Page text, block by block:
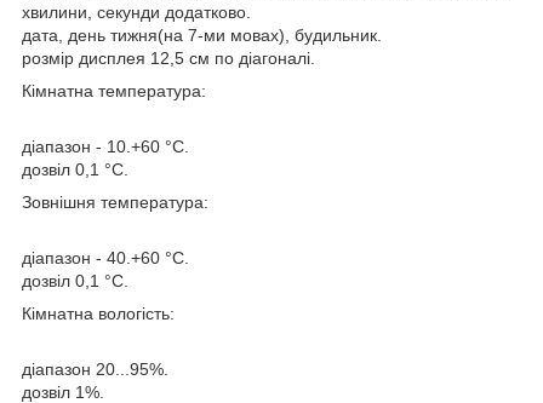
хвилини, секунди додатково.
дата, день тижня(на 7-ми мовах), будильник.
розмір дисплея 12,5 см по діагоналі.
Кімнатна температура:
діапазон - 10.+60 °С.
дозвіл 0,1 °С.
Зовнішня температура:
діапазон - 40.+60 °С.
дозвіл 0,1 °С.
Кімнатна вологість:
діапазон 20...95%.
дозвіл 1%.